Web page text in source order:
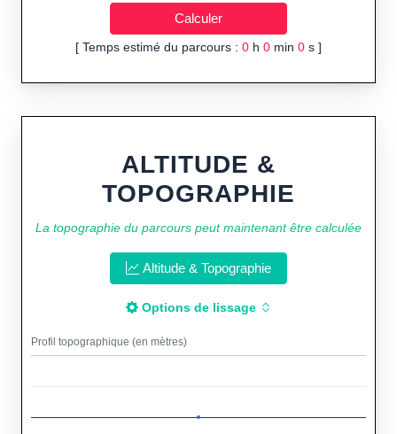
[ Temps estimé du parcours : 0 h 0 min 0 s ]
ALTITUDE &
TOPOGRAPHIE
La topographie du parcours peut maintenant être calculée
Altitude & Topographie
Options de lissage
Profil topographique (en mètres)